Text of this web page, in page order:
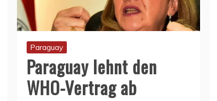
Paraguay
Paraguay lehnt den
WHO-Vertrag ab